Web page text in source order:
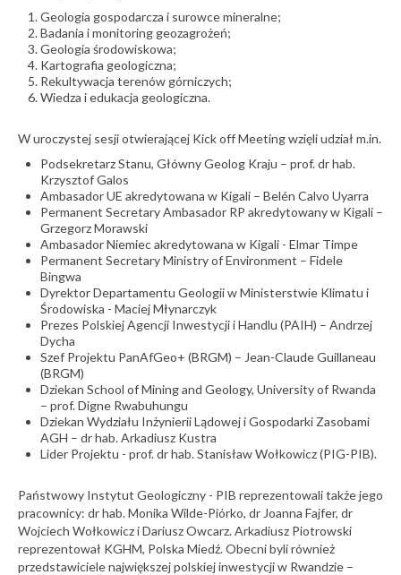
Geologia gospodarcza i surowce mineralne;
Badania i monitoring geozagrożeń;
Geologia środowiskowa;
Kartografia geologiczna;
Rekultywacja terenów górniczych;
Wiedza i edukacja geologiczna.
W uroczystej sesji otwierającej Kick off Meeting wzięli udział m.in.
Podsekretarz Stanu, Główny Geolog Kraju – prof. dr hab.
Krzysztof Galos
Ambasador UE akredytowana w Kigali – Belén Calvo Uyarra
Permanent Secretary Ambasador RP akredytowany w Kigali –
Grzegorz Morawski
Ambasador Niemiec akredytowana w Kigali - Elmar Timpe
Permanent Secretary Ministry of Environment – Fidele
Bingwa
Dyrektor Departamentu Geologii w Ministerstwie Klimatu i
Środowiska - Maciej Młynarczyk
Prezes Polskiej Agencji Inwestycji i Handlu (PAIH) – Andrzej
Dycha
Szef Projektu PanAfGeo+ (BRGM) – Jean-Claude Guillaneau
(BRGM)
Dziekan School of Mining and Geology, University of Rwanda
– prof. Digne Rwabuhungu
Dziekan Wydziału Inżynierii Lądowej i Gospodarki Zasobami
AGH – dr hab. Arkadiusz Kustra
Lider Projektu - prof. dr hab. Stanisław Wołkowicz (PIG-PIB).
Państwowy Instytut Geologiczny - PIB reprezentowali także jego
pracownicy: dr hab. Monika Wilde-Piórko, dr Joanna Fajfer, dr
Wojciech Wołkowicz i Dariusz Owcarz. Arkadiusz Piotrowski
reprezentował KGHM, Polska Miedź. Obecni byli również
przedstawiciele największej polskiej inwestycji w Rwandzie –